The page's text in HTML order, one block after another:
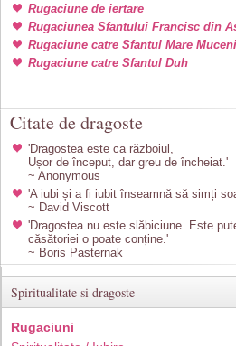
Rugaciune de iertare
Rugaciunea Sfantului Francisc din
Rugaciune catre Sfantul Mare
Rugaciune catre Sfantul Duh
Citate de dragoste
'Dragostea este ca războiul,
Ușor de început, dar greu de încheiat.'
~ Anonymous
'A iubi și a fi iubit înseamnă să simți
~ David Viscott
'Dragostea nu este slăbiciune. Este
căsătoriei o poate conține.'
~ Boris Pasternak
Spiritualitate si dragoste
Rugaciuni